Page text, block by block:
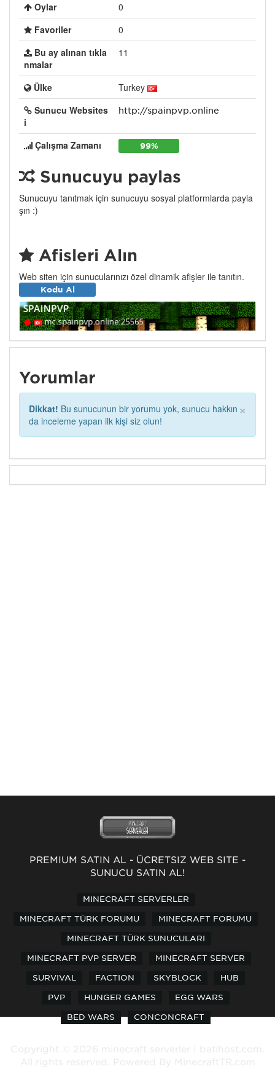
Oylar
0
Favoriler
0
Bu ay alınan tıkla
nmalar
11
Ülke
Turkey
Sunucu Websites
i
http://spainpvp.online
Çalışma Zamanı 99%
Sunucuyu paylaş
Sunucuyu tanıtmak için sunucuyu sosyal platformlarda payla
şın :)
Afişleri Alın
Web siten için sunucularınızı özel dinamik afişler ile tanıtın.
Kodu Al
Yorumlar
×
Dikkat! Bu sunucunun bir yorumu yok, sunucu hakkın
da inceleme yapan ilk kişi siz olun!
PREMİUM SATIN AL - ÜCRETSİZ WEB SİTE -
SUNUCU SATIN AL!
MINECRAFT SERVERLER
MINECRAFT TÜRK FORUMU MINECRAFT FORUMU
MINECRAFT TÜRK SUNUCULARI
MINECRAFT PVP SERVER MINECRAFT SERVER
SURVIVAL FACTION SKYBLOCK HUB
PVP HUNGER GAMES EGG WARS
BED WARS CONCONCRAFT